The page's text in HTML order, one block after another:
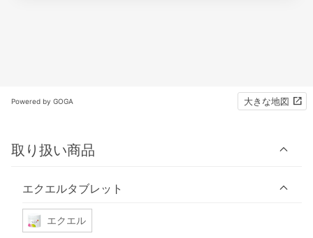
Powered by GOGA 大きな地図
取り扱い商品
エクエルタブレット
エクエル